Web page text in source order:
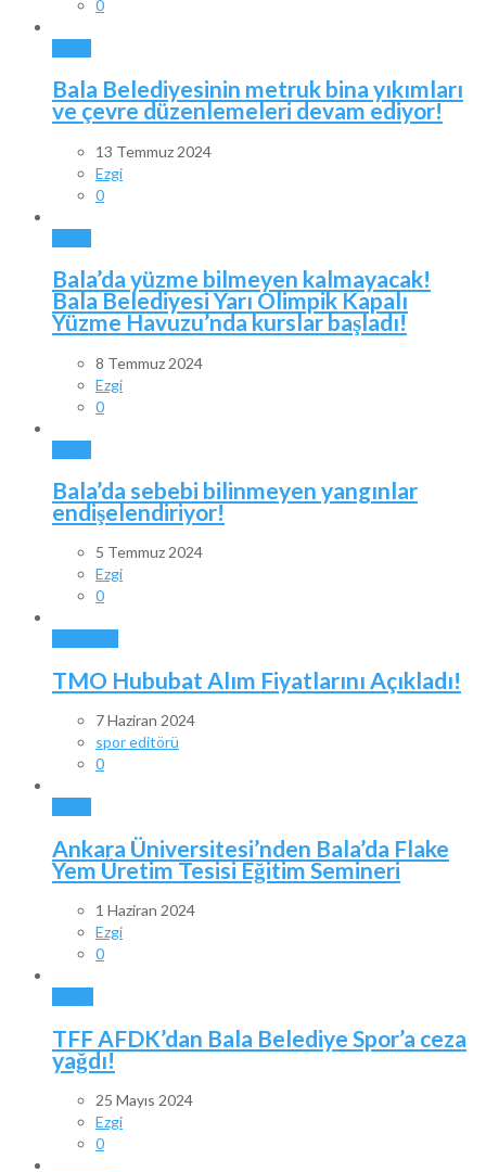
0
Bala Belediyesinin metruk bina yıkımları
ve çevre düzenlemeleri devam ediyor!
13 Temmuz 2024
Ezgi
0
Bala’da yüzme bilmeyen kalmayacak!
Bala Belediyesi Yarı Olimpik Kapalı
Yüzme Havuzu’nda kurslar başladı!
8 Temmuz 2024
Ezgi
0
Bala’da sebebi bilinmeyen yangınlar
endişelendiriyor!
5 Temmuz 2024
Ezgi
0
TMO Hububat Alım Fiyatlarını Açıkladı!
7 Haziran 2024
spor editörü
0
Ankara Üniversitesi’nden Bala’da Flake
Yem Üretim Tesisi Eğitim Semineri
1 Haziran 2024
Ezgi
0
TFF AFDK’dan Bala Belediye Spor’a ceza
yağdı!
25 Mayıs 2024
Ezgi
0